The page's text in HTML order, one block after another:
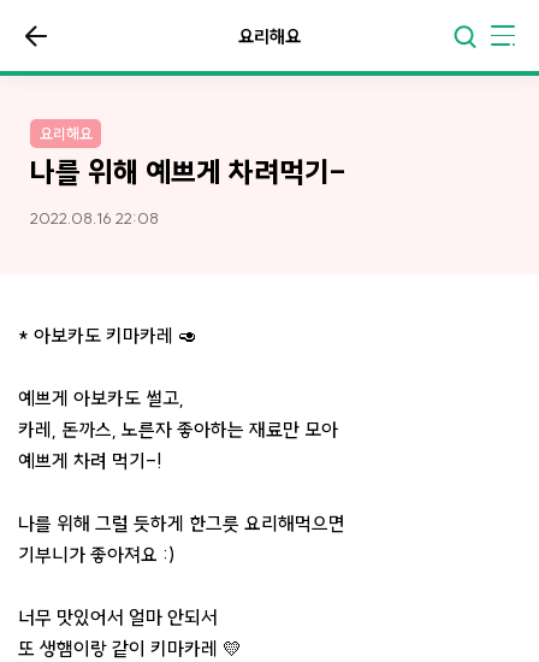
요리해요
요리해요
나를 위해 예쁘게 차려먹기-
2022.08.16 22:08
* 아보카도 키마카레 🥑
예쁘게 아보카도 썰고,
카레, 돈까스, 노른자 좋아하는 재료만 모아
예쁘게 차려 먹기-!
나를 위해 그럴 듯하게 한그릇 요리해먹으면
기부니가 좋아져요 :)
너무 맛있어서 얼마 안되서
또 생햄이랑 같이 키마카레 💛